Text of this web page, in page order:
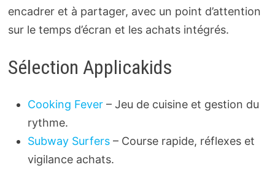
encadrer et à partager, avec un point d’attention
sur le temps d’écran et les achats intégrés.
Sélection Applicakids
Cooking Fever– Jeu de cuisine et gestion du
rythme.
Subway Surfers– Course rapide, réflexes et
vigilance achats.